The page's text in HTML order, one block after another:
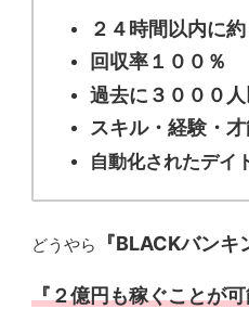
２４時間以内に
回収率１００％
過去に３０００
スキル・経験・
自動化されたデイ
どうやら 『BLACKバンキ
『２億円も稼ぐことが